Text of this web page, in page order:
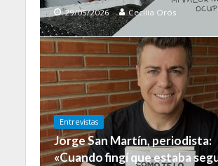
29/05/2026 Cecilia Orós
Entrevistas
Jorge San Martín, periodista:
«Cuando fingí que estaba